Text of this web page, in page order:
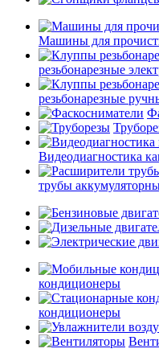
Машины для
резьбонарезные
резьбонарезные
Видеодиагностика
трубы
кондиционеры
кондиционеры